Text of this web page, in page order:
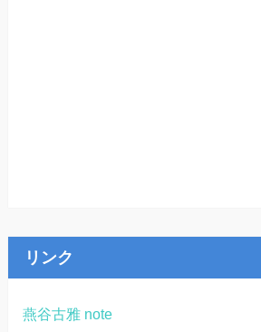
リンク
燕谷古雅 note